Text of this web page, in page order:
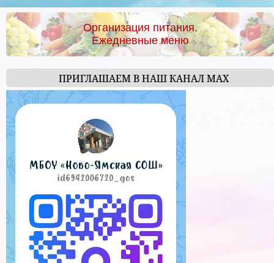
Организация питания.
Ежедневные меню
ПРИГЛАШАЕМ В НАШ КАНАЛ МАХ